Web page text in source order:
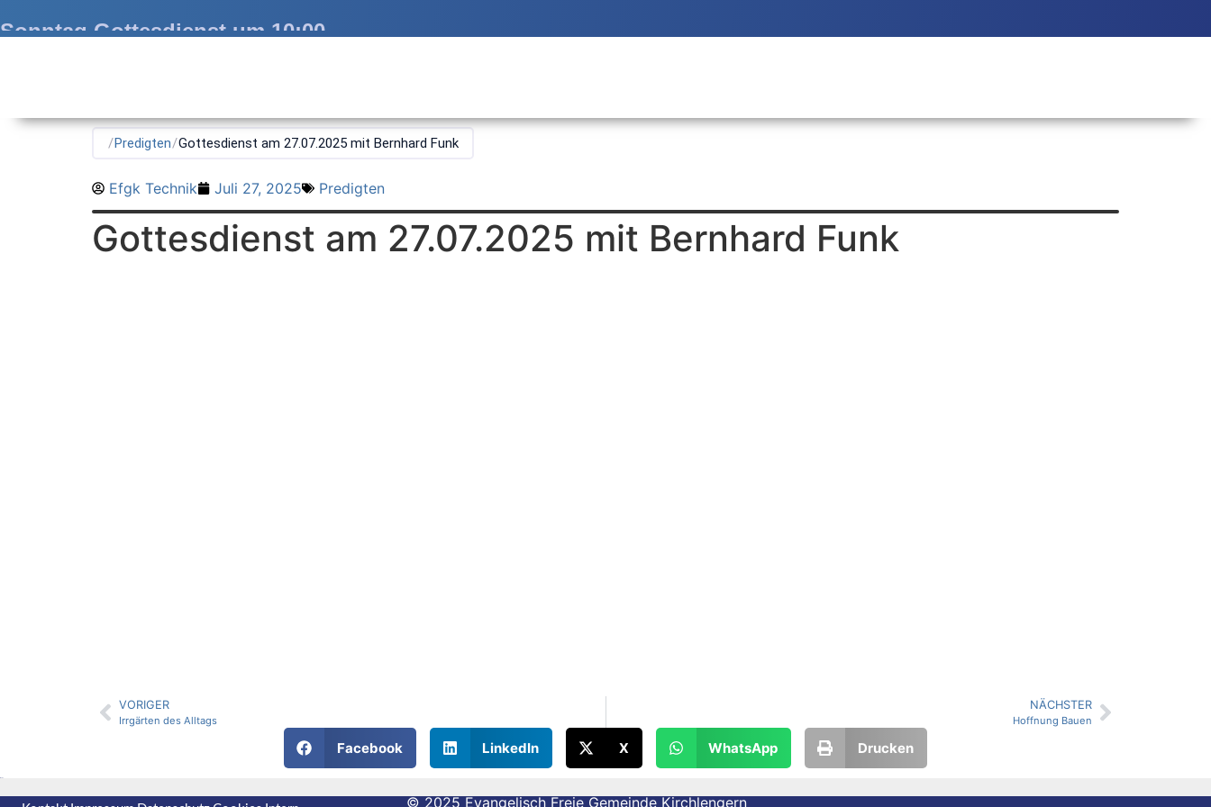
Sonntag Gottesdienst um 10:00
/Predigten/Gottesdienst am 27.07.2025 mit Bernhard Funk
Efgk Technik Juli 27, 2025 Predigten
Gottesdienst am 27.07.2025 mit Bernhard Funk
VORIGER
Irrgärten des Alltags
NÄCHSTER
Hoffnung Bauen
Facebook LinkedIn X WhatsApp Drucken
© 2025 Evangelisch Freie Gemeinde Kirchlengern